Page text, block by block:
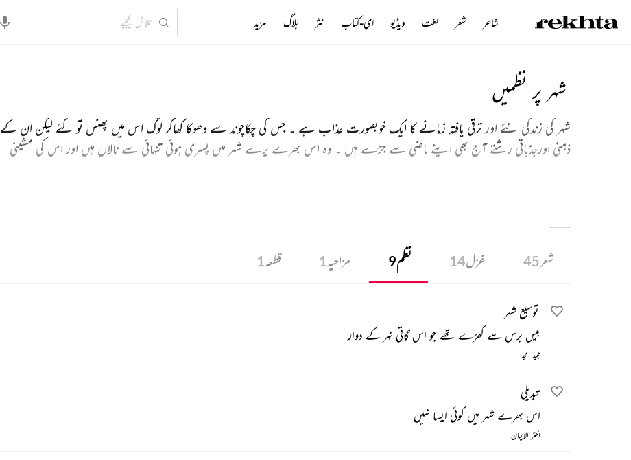
شہر پر نظمیں
شہر کی زندگی نئے اورترقی یافتہ زمانے کا ایک خوبصورت عذاب ہے ۔ جس کی چکاچوند سے دھوکا کھاکر لوگ اس میں پھنس تو گئے لیکن ان کے
ذہنی اورجذباتی رشتے آج بھی اپنے ماضی سے جڑے ہیں ۔ وہ اس بھرے پرے شہر میں پسری ہوئی تنہائی سے نالاں ہیں اور اس کی مشینی
شعر45 غزل14 نظم9 مزاحیہ1 قطعہ1
توسیع شہر
بیس برس سے کھڑے تھے جو اس گاتی نہر کے دوار
مجید امجد
تبدیلی
اس بھرے شہر میں کوئی ایسا نہیں
اختر الایمان
شاعر شعر لغت ویڈیو ای-کتاب نثر بلاگ مزید